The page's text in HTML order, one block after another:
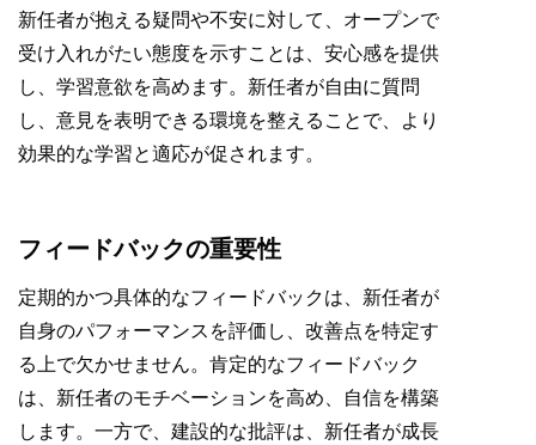
新任者が抱える疑問や不安に対して、オープンで
受け入れがたい態度を示すことは、安心感を提供
し、学習意欲を高めます。新任者が自由に質問
し、意見を表明できる環境を整えることで、より
効果的な学習と適応が促されます。
フィードバックの重要性
定期的かつ具体的なフィードバックは、新任者が
自身のパフォーマンスを評価し、改善点を特定す
る上で欠かせません。肯定的なフィードバック
は、新任者のモチベーションを高め、自信を構築
します。一方で、建設的な批評は、新任者が成長